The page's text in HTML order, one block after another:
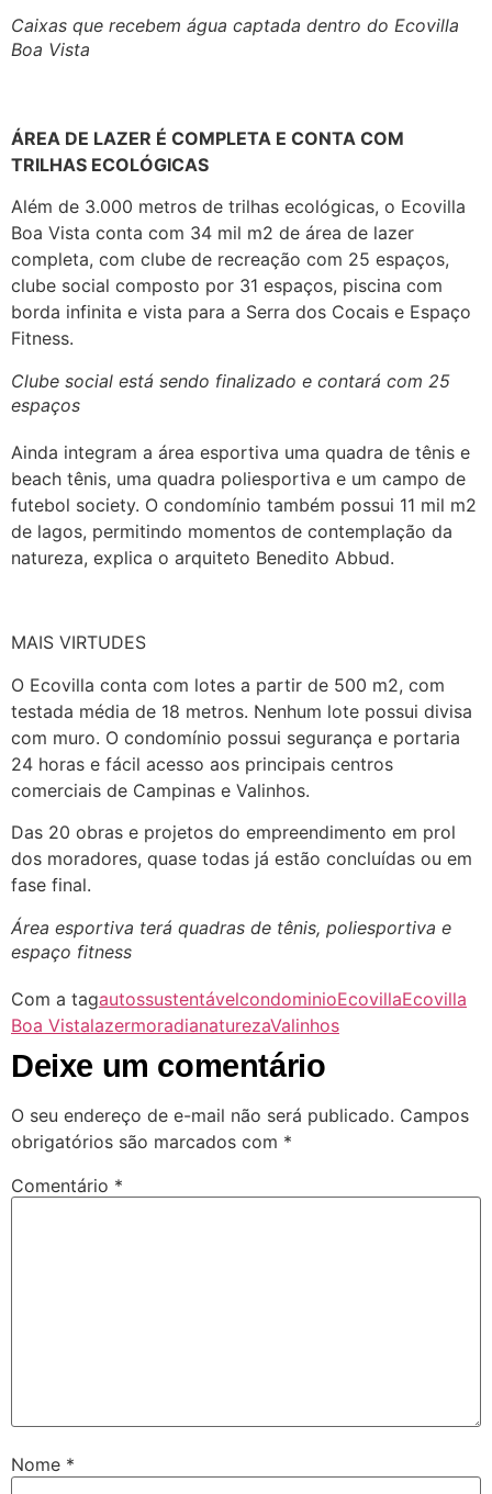
Caixas que recebem água captada dentro do Ecovilla
Boa Vista
ÁREA DE LAZER É COMPLETA E CONTA COM
TRILHAS ECOLÓGICAS
Além de 3.000 metros de trilhas ecológicas, o Ecovilla
Boa Vista conta com 34 mil m2 de área de lazer
completa, com clube de recreação com 25 espaços,
clube social composto por 31 espaços, piscina com
borda infinita e vista para a Serra dos Cocais e Espaço
Fitness.
Clube social está sendo finalizado e contará com 25
espaços
Ainda integram a área esportiva uma quadra de tênis e
beach tênis, uma quadra poliesportiva e um campo de
futebol society. O condomínio também possui 11 mil m2
de lagos, permitindo momentos de contemplação da
natureza, explica o arquiteto Benedito Abbud.
MAIS VIRTUDES
O Ecovilla conta com lotes a partir de 500 m2, com
testada média de 18 metros. Nenhum lote possui divisa
com muro. O condomínio possui segurança e portaria
24 horas e fácil acesso aos principais centros
comerciais de Campinas e Valinhos.
Das 20 obras e projetos do empreendimento em prol
dos moradores, quase todas já estão concluídas ou em
fase final.
Área esportiva terá quadras de tênis, poliesportiva e
espaço fitness
Com a tagautossustentávelcondominioEcovillaEcovilla
Boa VistalazermoradianaturezaValinhos
Deixe um comentário
O seu endereço de e-mail não será publicado. Campos
obrigatórios são marcados com *
Comentário *
Nome *